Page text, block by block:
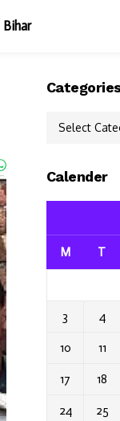
Bihar
Categories
Calender
M T
3 4
10 11
17 18
24 25